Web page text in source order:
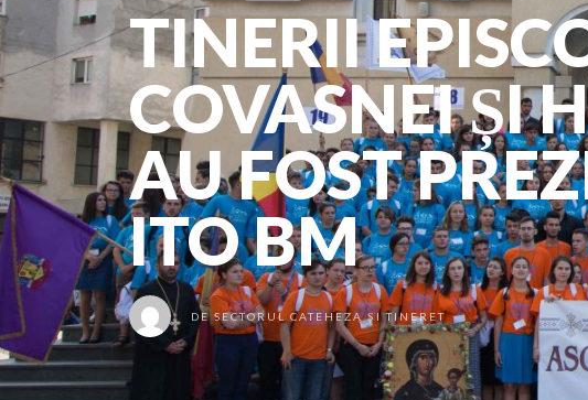
TINERII
COVASNEI ȘI
AU FOST
ITO BM
DESECTORUL CATEHEZA ȘI TINERET